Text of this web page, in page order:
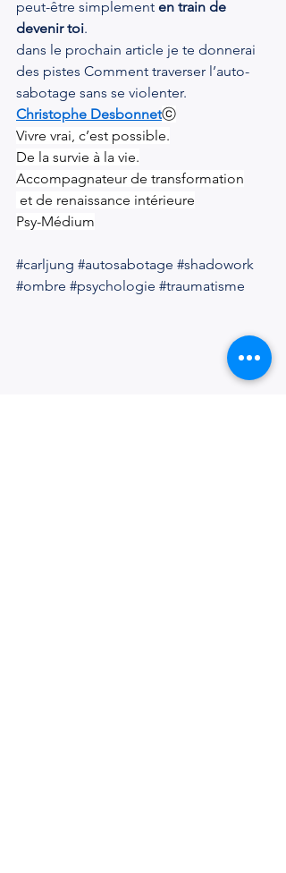
peut-être simplement en train de
devenir toi.
dans le prochain article je te donnerai
des pistes Comment traverser l’auto-
sabotage sans se violenter.
Christophe Desbonnetⓒ
Vivre vrai, c’est possible.
De la survie à la vie.
Accompagnateur de transformation
et de renaissance intérieure
Psy-Médium
#carljung #autosabotage #shadowork
#ombre #psychologie #traumatisme